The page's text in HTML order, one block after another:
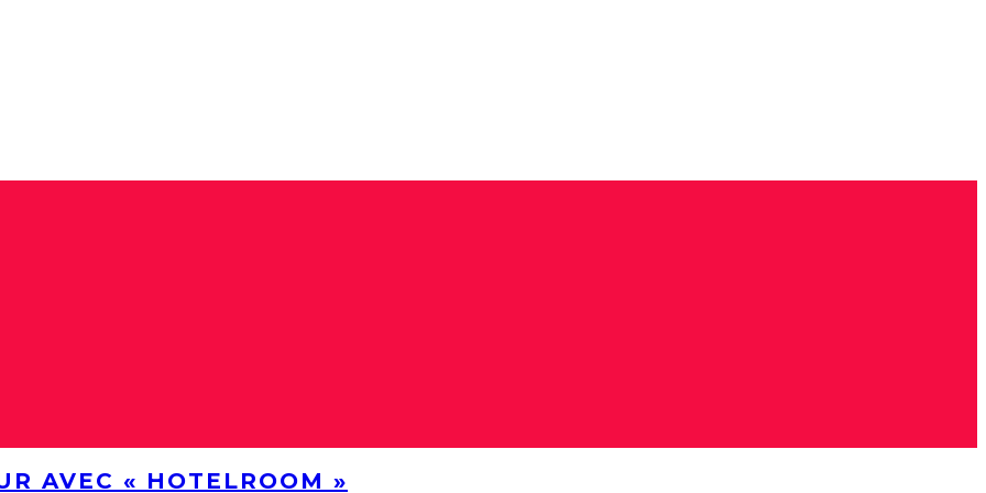
AVEC « HOTELROOM »